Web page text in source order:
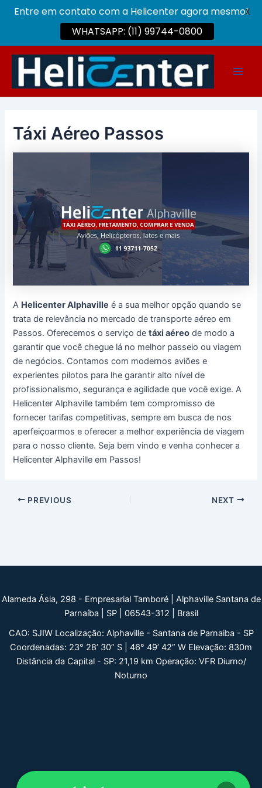
conteúdo
Táxi Aéreo Passos
A Helicenter Alphaville é a sua melhor opção quando se
trata de relevância no mercado de transporte aéreo em
Passos. Oferecemos o serviço detáxi aéreo de modo a
garantir que você chegue lá no melhor passeio ou viagem
de negócios. Contamos com modernos aviões e
experientes pilotos para lhe garantir alto nível de
profissionalismo, segurança e agilidade que você exige. A
Helicenter Alphaville também tem compromisso de
fornecer tarifas competitivas, sempre em busca de nos
aperfeiçoarmos e oferecer a melhor experiência de viagem
para o nosso cliente. Seja bem vindo e venha conhecer a
Helicenter Alphaville em Passos!
Post
PREVIOUS NEXT
Alameda Ásia, 298 - Empresarial Tamboré | Alphaville Santana de
Parnaíba | SP | 06543-312 | Brasil
CAO: SJIW Localização: Alphaville - Santana de Parnaiba - SP
Coordenadas: 23° 28’ 30” S | 46° 49’ 42” W Elevação: 830m
Distância da Capital - SP: 21,19 km Operação: VFR Diurno/
Noturno
Entre em contato com a Helicenter agora mesmo!
WHATSAPP: (11) 99744-0800
X